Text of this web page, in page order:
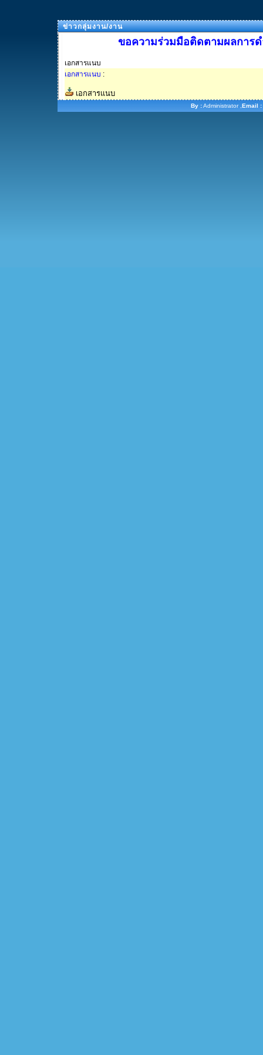
ข่าวกลุ่มงาน/งาน
ขอความร่วมมือติดตามผลการ
เอกสารแนบ
เอกสารแนบ :
เอกสารแนบ
By :Administrator , Email :